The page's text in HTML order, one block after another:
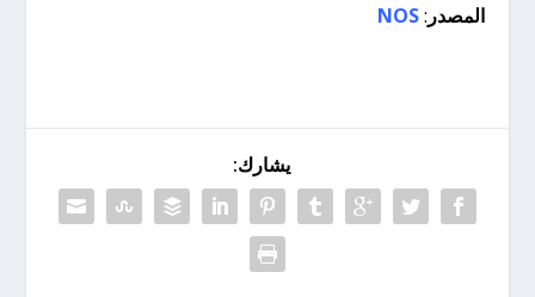
المصدر :
NOS
يشارك: